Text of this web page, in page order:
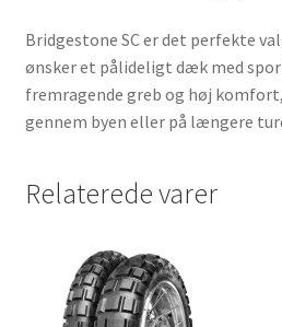
Bridgestone SC er det perfekte
ønsker et pålideligt dæk med
fremragende greb og høj
gennem byen eller på længere
Relaterede varer